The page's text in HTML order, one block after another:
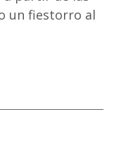
un fiestorro al